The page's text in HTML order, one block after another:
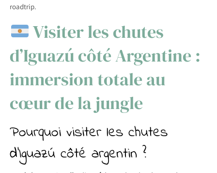
roadtrip.
Visiter les chutes
d’Iguazú côté Argentine :
immersion totale au
cœur de la jungle
Pourquoi visiter les chutes
d’Iguazú côté argentin ?